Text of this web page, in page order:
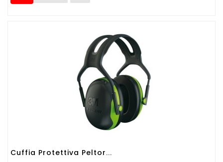
Cuffia Protettiva Peltor...